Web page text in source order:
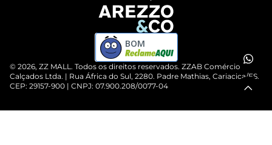
Cartão Presente
Compre pelo WhatsApp
© 2026, ZZ MALL. Todos os direitos reservados. ZZAB Comércio de
Calçados Ltda. | Rua África do Sul, 2280. Padre Mathias, Cariacica/ES.
CEP: 29157-900 | CNPJ: 07.900.208/0077-04
BOM